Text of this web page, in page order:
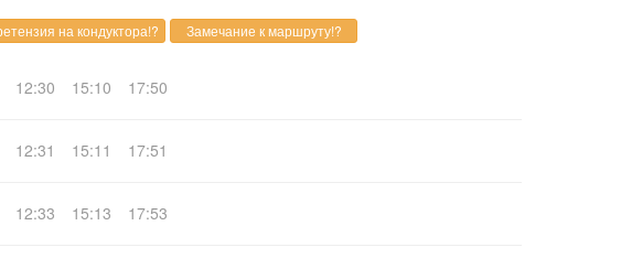
12:30 15:10 17:50
12:31 15:11 17:51
12:33 15:13 17:53